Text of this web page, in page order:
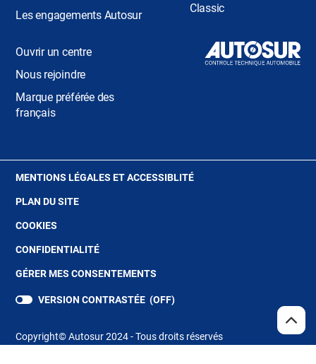
EN
Les engagements Autosur
Classic
Ouvrir un centre
Nous rejoindre
Marque préférée des
français
MENTIONS LÉGALES ET ACCESSIBLITÉ(OUVRE
PLAN DU SITE
COOKIES
UNE
FENÊTRE)
CONFIDENTIALITÉ(OUVRE
UNE
FENÊTRE)
GÉRER MES CONSENTEMENTS
VERSION CONTRASTÉE (OFF)
Copyright© Autosur 2024 - Tous droits réservés